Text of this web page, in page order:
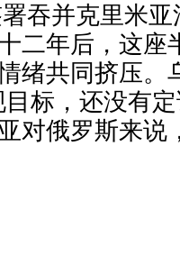
吞并克里米
二年后，这座
绪共同挤压。
标，还没有
对俄罗斯来说